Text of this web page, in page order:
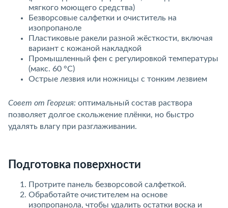
мягкого моющего средства)
Безворсовые салфетки и очиститель на
изопропаноле
Пластиковые ракели разной жёсткости, включая
ариант с кожаной накладкой
Промышленный фен с регулировкой температуры
(макс. 60 °C)
Острые лезвия или ножницы с тонким лезвием
Совет от Георгия: оптимальный состав раствора
позволяет долгое скольжение плёнки, но быстро
удалять влагу при разглаживании.
Подготовка поверхности
Протрите панель безворсовой салфеткой.
Обработайте очистителем на основе
изопропанола, чтобы удалить остатки воска и